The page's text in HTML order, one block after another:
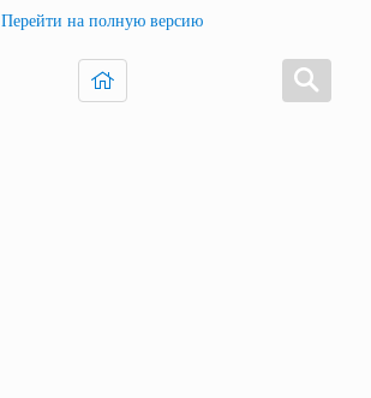
Перейти на полную версию